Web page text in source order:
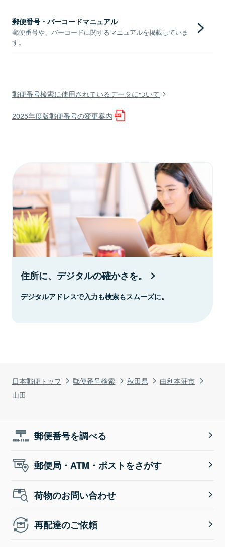
日本郵便トップ 郵便番号検索 秋田県
由利本荘市
山田
郵便番号・バーコードマニュアル
郵便番号や、バーコードに関するマニュアルを掲載していま
す。
郵便番号検索に使用されているデータについて
2025年度版郵便番号の変更案内
住所に、デジタルの確かさを。
デジタルアドレスで入力も検索もスムーズに。
郵便番号を調べる
郵便局・ATM・ポストをさがす
荷物のお問い合わせ
再配達のご依頼